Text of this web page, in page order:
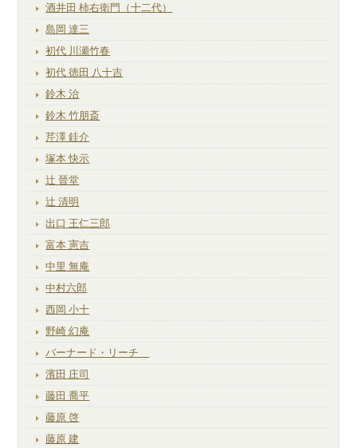
酒井田 柿右衛門（十二代）
島岡 達三
初代 川瀬竹春
初代 徳田 八十吉
鈴木 治
鈴木 竹朋斎
芹澤 銈介
塚本 快示
辻 晉堂
辻 清明
出口 王仁三郎
富本 憲吉
中里 無庵
中村六郎
西岡 小十
野崎 幻庵
バーナード・リーチ
濱田 庄司
藤田 喬平
藤原 啓
藤原 建